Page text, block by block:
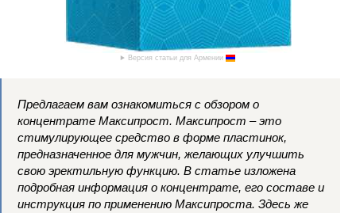
Версия статьи для Армении
Предлагаем вам ознакомиться с обзором о
концентрате Максипрост. Максипрост – это
стимулирующее средство в форме пластинок,
предназначенное для мужчин, желающих улучшить
свою эректильную функцию. В статье изложена
подробная информация о концентрате, его составе и
инструкция по применению Максипроста. Здесь же